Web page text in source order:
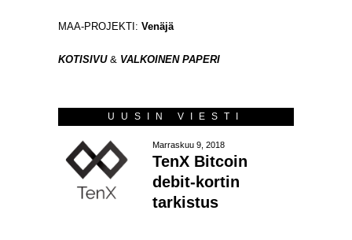
MAA-PROJEKTI: Venäjä
KOTISIVU& VALKOINEN PAPERI
UUSIN VIESTI
Marraskuu 9, 2018
TenX Bitcoin
debit-kortin
tarkistus